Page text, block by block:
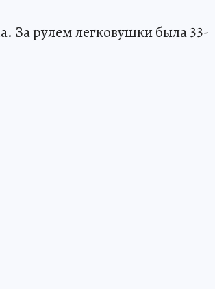
За рулем легковушки была 33-